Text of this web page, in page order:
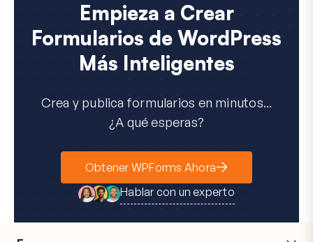
Empieza a Crear
Formularios de WordPress
Más Inteligentes
Crea y publica formularios en minutos...
¿A qué esperas?
Obtener WPForms Ahora
Hablar con un experto